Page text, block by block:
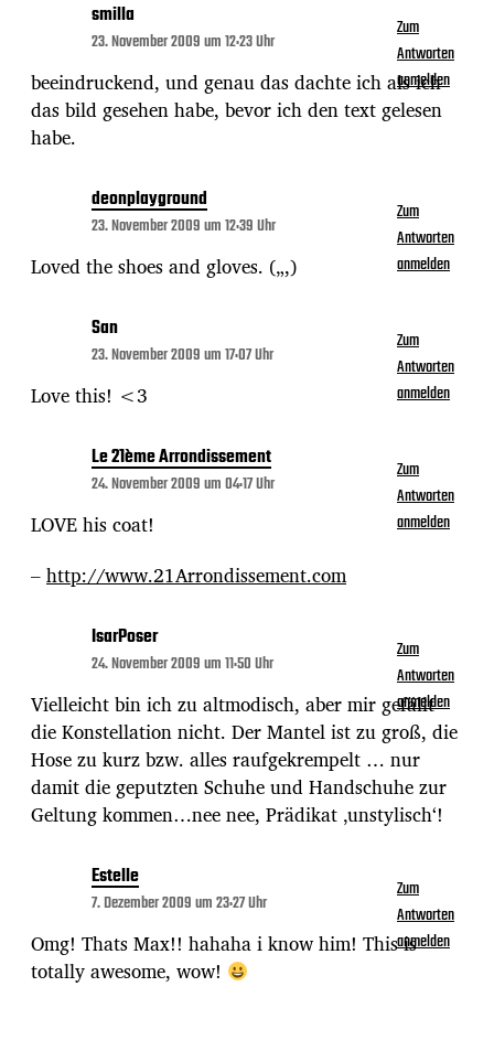
smilla
23. November 2009 um 12:23 Uhr
beeindruckend, und genau das dachte ich als ich
das bild gesehen habe, bevor ich den text gelesen
habe.
Zum
Antworten
anmelden
deonplayground
23. November 2009 um 12:39 Uhr
Loved the shoes and gloves. („,)
Zum
Antworten
anmelden
San
23. November 2009 um 17:07 Uhr
Love this! <3
Zum
Antworten
anmelden
Le 21ème Arrondissement
24. November 2009 um 04:17 Uhr
LOVE his coat!
–http://www.21Arrondissement.com
Zum
Antworten
anmelden
IsarPoser
24. November 2009 um 11:50 Uhr
Vielleicht bin ich zu altmodisch, aber mir gefällt
die Konstellation nicht. Der Mantel ist zu groß, die
Hose zu kurz bzw. alles raufgekrempelt … nur
damit die geputzten Schuhe und Handschuhe zur
Geltung kommen…nee nee, Prädikat ‚unstylisch‘!
Zum
Antworten
anmelden
Estelle
7. Dezember 2009 um 23:27 Uhr
Omg! Thats Max!! hahaha i know him! This is
totally awesome, wow!
Zum
Antworten
anmelden